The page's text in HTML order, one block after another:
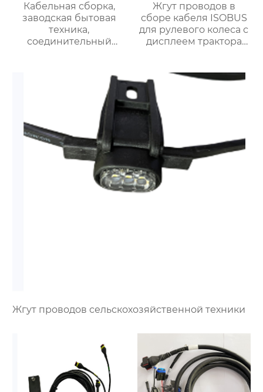
Кабельная сборка,
заводская бытовая
техника,
соединительный
Жгут проводов в
сборе кабеля ISOBUS
для рулевого колеса с
дисплеем трактора
Жгут проводов сельскохозяйственной техники